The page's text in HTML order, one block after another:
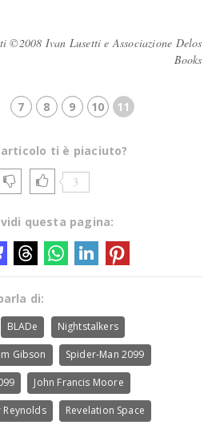
Ivan Lusetti e Associazione Delos
Books
7 8 9 10 11
ti è piaciuto?
3
questa pagina:
di:
BLADe Nightstalkers
Gibson Spider-Man 2099
John Francis Moore
Reynolds Revelation Space